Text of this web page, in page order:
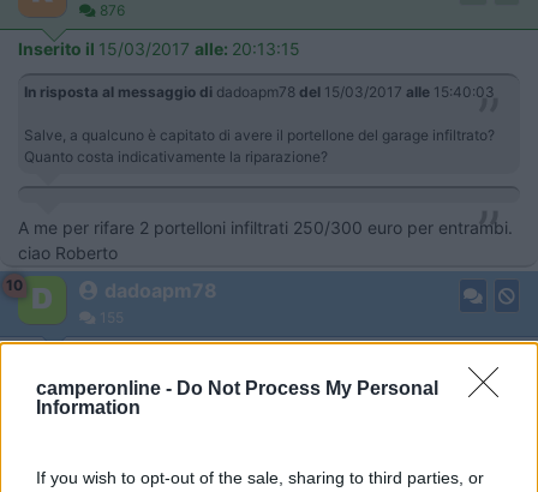
camperonline - Do Not Process My Personal
Information
If you wish to opt-out of the sale, sharing to third parties, or
876
Inserito il 15/03/2017 alle: 20:13:15
In risposta al messaggio di dadoapm78 del 15/03/2017 alle 15:40:03
Salve, a qualcuno è capitato di avere il portellone del garage infiltrato?
Quanto costa indicativamente la riparazione?
A me per rifare 2 portelloni infiltrati 250/300 euro per entrambi.
ciao Roberto
10 dadoapm78
155
250-300 l'uno o tutti e due? Non ho capito, a me hanno chiesto
quella cifra per uno solo e mi sembra un pò tantino..
1951